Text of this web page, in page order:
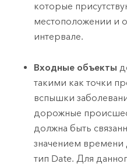
которые
местоположении и
интервале.
Входные объекты
такими как точки
вспышки
дорожные
должна быть
значением
тип Date. Для